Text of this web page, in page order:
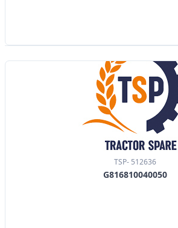
TSP- 512636
G816810040050